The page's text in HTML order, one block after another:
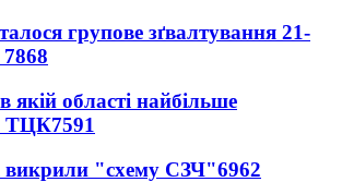
групове зґвалтування 21-
7868
якій області найбільше
ТЦК7591
"схему СЗЧ"6962